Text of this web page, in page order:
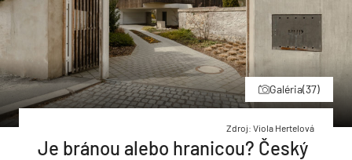
Galéria(37)
Zdroj: Viola Hertelová
Je bránou alebo hranicou? Český